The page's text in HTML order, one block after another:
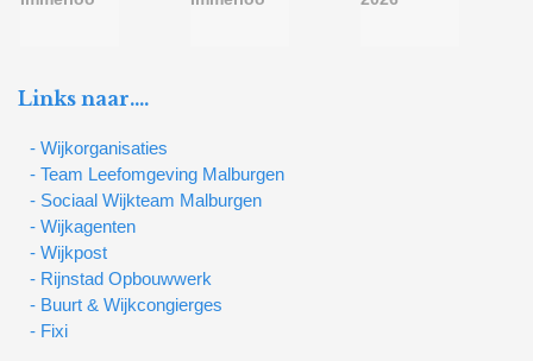
Links naar….
- Wijkorganisaties
- Team Leefomgeving Malburgen
- Sociaal Wijkteam Malburgen
- Wijkagenten
- Wijkpost
- Rijnstad Opbouwwerk
- Buurt & Wijkcongierges
- Fixi